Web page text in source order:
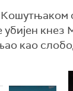
кнез
као